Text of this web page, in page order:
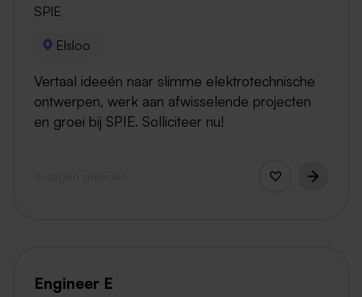
SPIE
Elsloo
Vertaal ideeën naar slimme elektrotechnische
ontwerpen, werk aan afwisselende projecten
en groei bij SPIE. Solliciteer nu!
Engineer E